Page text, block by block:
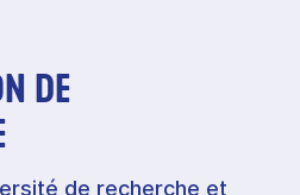
DE
de recherche et